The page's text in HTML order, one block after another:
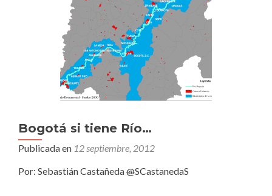
Bogotá si tiene Río…
Publicada en 12 septiembre, 2012
Por: Sebastián Castañeda@SCastanedaS